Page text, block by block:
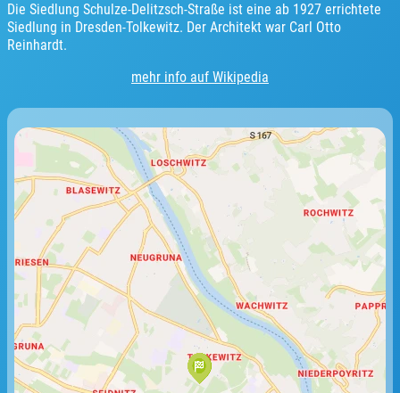
Die Siedlung Schulze-Delitzsch-Straße ist eine ab 1927 errichtete
Siedlung in Dresden-Tolkewitz. Der Architekt war Carl Otto
Reinhardt.
mehr info auf Wikipedia